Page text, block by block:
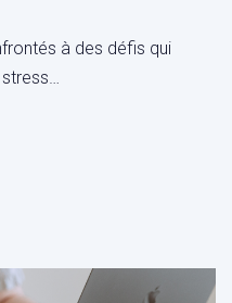
à des défis qui